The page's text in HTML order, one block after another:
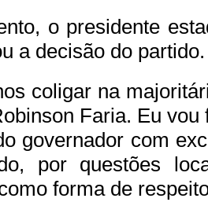
o presidente
a decisão do
coligar na
Faria. Eu vou
governador com
por questões
forma de